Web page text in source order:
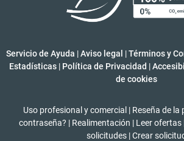
Servicio de Ayuda |Aviso legal |Términos y
Estadísticas | Política de Privacidad |
de cookies
Uso profesional y comercial | Reseña de la
contraseña? | Realimentación | Leer ofertas
solicitudes |Crear